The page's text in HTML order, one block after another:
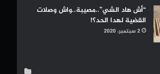
“أش هاد الشي”..مصيبة..واش وصلات
القضية لهدا الحد؟!
2 سبتمبر، 2020